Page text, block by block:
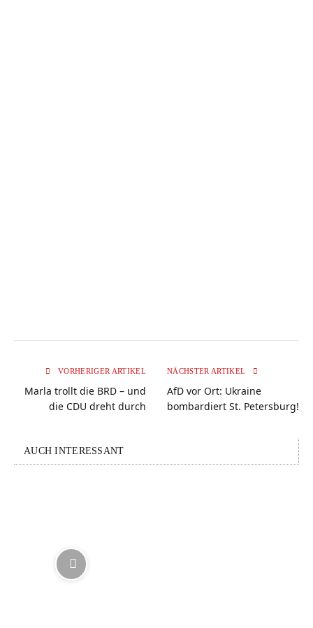
VORHERIGER ARTIKEL
Marla trollt die BRD – und
die CDU dreht durch
NÄCHSTER ARTIKEL
AfD vor Ort: Ukraine
bombardiert St. Petersburg!
AUCH INTERESSANT